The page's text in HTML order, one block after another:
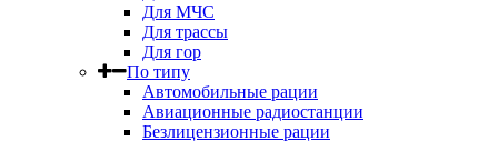
Для МЧС
Для трассы
Для гор
По типу
Автомобильные рации
Авиационные радиостанции
Безлицензионные рации